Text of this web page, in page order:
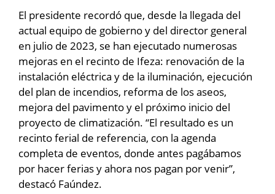
El presidente recordó que, desde la llegada del
actual equipo de gobierno y del director general
en julio de 2023, se han ejecutado numerosas
mejoras en el recinto de Ifeza: renovación de la
instalación eléctrica y de la iluminación, ejecución
del plan de incendios, reforma de los aseos,
mejora del pavimento y el próximo inicio del
proyecto de climatización. “El resultado es un
recinto ferial de referencia, con la agenda
completa de eventos, donde antes pagábamos
por hacer ferias y ahora nos pagan por venir”,
destacó Faúndez.